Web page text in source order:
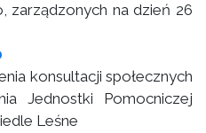
zarządzonych na dzień 26
konsultacji społecznych
Jednostki Pomocniczej
Leśne